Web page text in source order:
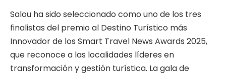
Salou ha sido seleccionado como uno de los tres
finalistas del premio al Destino Turístico más
Innovador de los Smart Travel News Awards 2025,
que reconoce a las localidades líderes en
transformación y gestión turística. La gala de